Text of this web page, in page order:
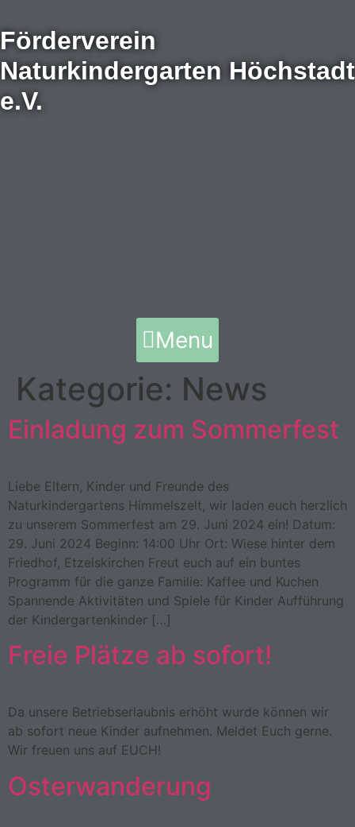
Inhalt
springen
Förderverein
Naturkindergarten Höchstadt
e.V.
Menu
Kategorie: News
Einladung zum Sommerfest
Liebe Eltern, Kinder und Freunde des
Naturkindergartens Himmelszelt, wir laden euch herzlich
zu unserem Sommerfest am 29. Juni 2024 ein! Datum:
29. Juni 2024 Beginn: 14:00 Uhr Ort: Wiese hinter dem
Friedhof, Etzelskirchen Freut euch auf ein buntes
Programm für die ganze Familie: Kaffee und Kuchen
Spannende Aktivitäten und Spiele für Kinder Aufführung
der Kindergartenkinder […]
Freie Plätze ab sofort!
Da unsere Betriebserlaubnis erhöht wurde können wir
ab sofort neue Kinder aufnehmen. Meldet Euch gerne.
Wir freuen uns auf EUCH!
Osterwanderung